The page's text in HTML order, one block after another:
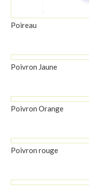
Poireau
Poivron Jaune
Poivron Orange
Poivron rouge